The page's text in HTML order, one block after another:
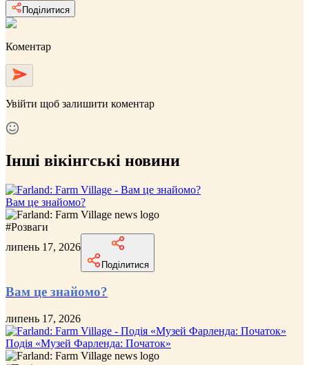
Поділитися
Коментар
Увійти щоб залишити коментар
Інші вікінгські новини
Вам це знайомо?
#Розваги
липень 17, 2026
Поділитися
Вам це знайомо?
липень 17, 2026
Подія «Музей Фарленда: Початок»